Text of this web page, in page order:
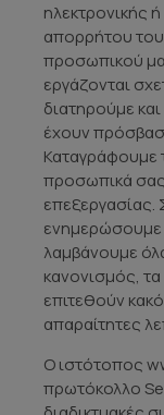
ηλεκτρονικής
απορρήτου
προσωπικού
εργάζονται
διατηρούμε
έχουν
Καταγράφουμε
προσωπικά
ενημερώσουμε
λαμβάνουμε
κανονισμός,
επιτεθούν
απαραίτητες
Ο ιστότοπος
πρωτόκολλο